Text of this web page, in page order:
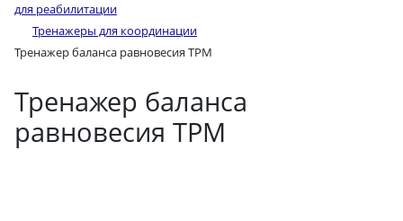
для реабилитации
Тренажеры для координации
Тренажер баланса равновесия ТРМ
Тренажер баланса
равновесия ТРМ